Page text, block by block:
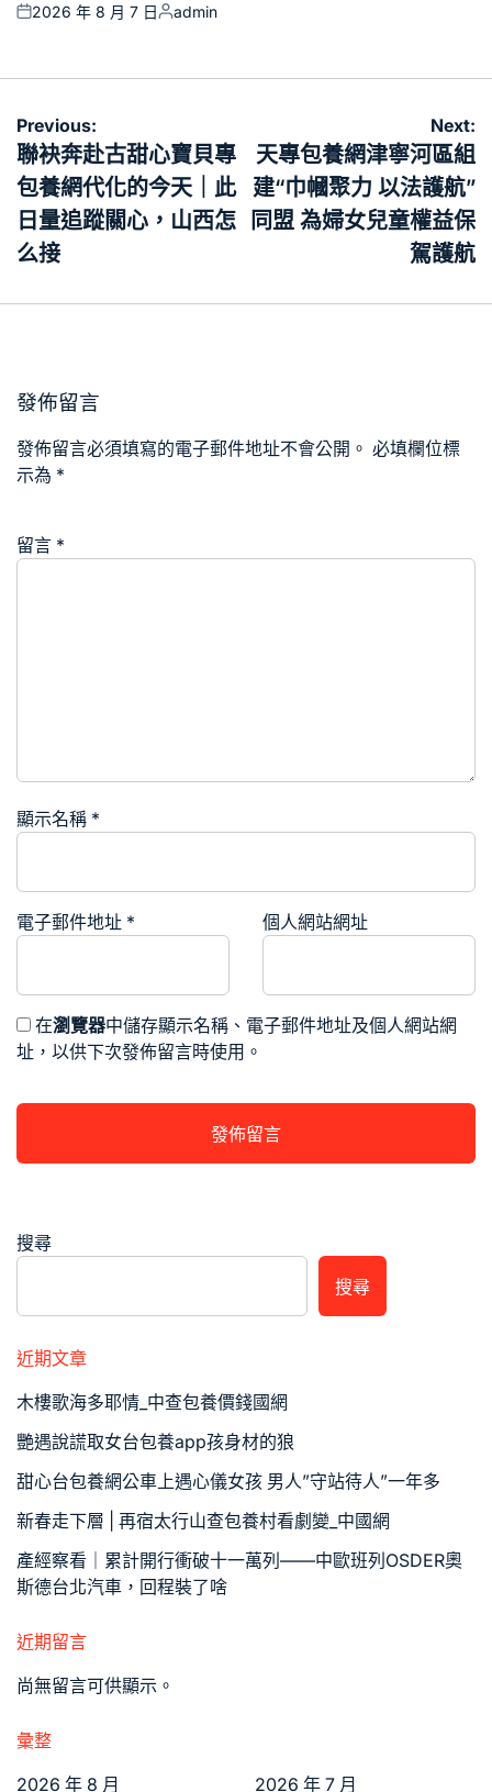
Posted
2026 年 8 月 7 日
Posted
admin
文
章
導
覽
Previous:
聯袂奔赴古甜心寶貝專
包養網代化的今天｜此
日量追蹤關心，山西怎
么接
Next:
天專包養網津寧河區組
建“巾幗聚力 以法護航”
同盟 為婦女兒童權益保
駕護航
發佈留言
發佈留言必須填寫的電子郵件地址不會公開。 必填欄位標
示為 *
留言 *
顯示名稱 *
電子郵件地址 * 個人網站網址
在瀏覽器中儲存顯示名稱、電子郵件地址及個人網站網
址，以供下次發佈留言時使用。
搜尋
搜尋
近期文章
木樓歌海多耶情_中查包養價錢國網
艷遇說謊取女台包養app孩身材的狼
甜心台包養網公車上遇心儀女孩 男人”守站待人”一年多
新春走下層 | 再宿太行山查包養村看劇變_中國網
產經察看｜累計開行衝破十一萬列——中歐班列OSDER奧
斯德台北汽車，回程裝了啥
近期留言
尚無留言可供顯示。
彙整
2026 年 8 月
2026 年 7 月